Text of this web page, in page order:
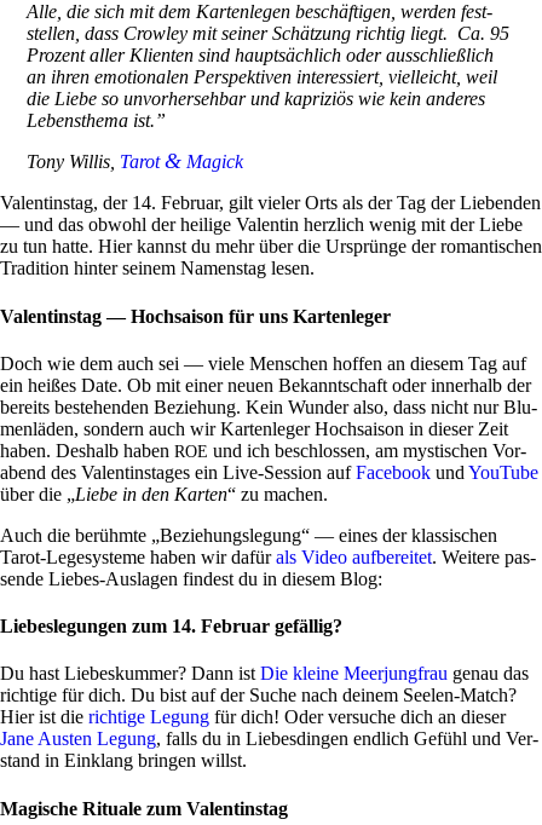
Alle, die sich mit dem Kar­ten­legen beschäf­tigen, werden fest­
stellen, dass Crowley mit seiner Schät­zung richtig liegt. Ca. 95
Pro­zent aller Kli­enten sind haupt­säch­lich oder aus­schließ­lich
an ihren emo­tio­nalen Per­spek­tiven inter­es­siert, viel­leicht, weil
die Liebe so unvor­her­sehbar und kapri­ziös wie kein anderes
Lebens­thema ist.”
Tony Willis, Tarot& Magick
Valen­tinstag, der 14. Februar, gilt vieler Orts als der Tag der Lie­benden
— und das obwohl der hei­lige Valentin herz­lich wenig mit der Liebe
zu tun hatte. Hier kannst du mehr über die Ursprünge der roman­ti­schen
Tra­di­tion hinter seinem Namenstag lesen.
Valentinstag — Hochsaison für uns Kartenleger
Doch wie dem auch sei — viele Men­schen hoffen an diesem Tag auf
ein heißes Date. Ob mit einer neuen Bekannt­schaft oder inner­halb der
bereits bestehenden Bezie­hung. Kein Wunder also, dass nicht nur Blu­
men­läden, son­dern auch wir Kar­ten­leger Hoch­saison in dieser Zeit
haben. Des­halb haben ROE und ich beschlossen, am mysti­schen Vor­
abend des Valen­tins­tages ein Live-Ses­sion aufFace­book und You­Tube
über die „Liebe in den Karten“ zu machen.
Auch die berühmte „Bezie­hungs­le­gung“ — eines der klas­si­schen
Tarot-Lege­sy­steme haben wir dafürals Video auf­be­reitet. Wei­tere pas­
sende Liebes-Aus­lagen fin­dest du in diesem Blog:
Liebeslegungen zum 14. Februar gefällig?
Du hast Lie­bes­kummer? Dann istDie kleine Meer­jung­frau genau das
rich­tige für dich. Du bist auf der Suche nach deinem Seelen-Match?
Hier ist die rich­tige Legung für dich! Oder ver­suche dich an dieser
Jane Austen Legung, falls du in Lie­bes­dingen end­lich Gefühl und Ver­
stand in Ein­klang bringen willst.
Magische Rituale zum Valentinstag